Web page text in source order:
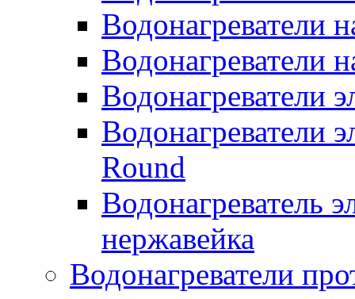
Водонагреватели
Водонагреватели
Водонагреватели
Водонагреватели
Round
Водонагреватель
нержавейка
Водонагреватели